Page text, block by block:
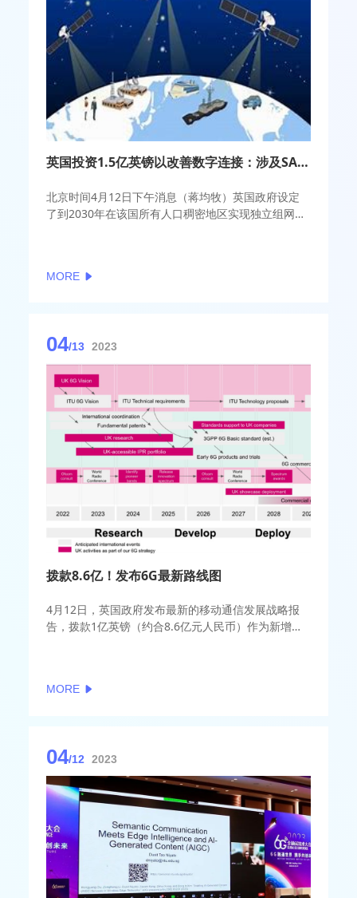
英国投资1.5亿英镑以改善数字连接：涉及SA 5G、6G和卫星宽带
北京时间4月12日下午消息（蒋均牧）英国政府设定
了到2030年在该国所有人口稠密地区实现独立组网
MORE
04/13 2023
拨款8.6亿！发布6G最新路线图
4月12日，英国政府发布最新的移动通信发展战略报
告，拨款1亿英镑（约合8.6亿元人民币）作为新增的
MORE
04/12 2023